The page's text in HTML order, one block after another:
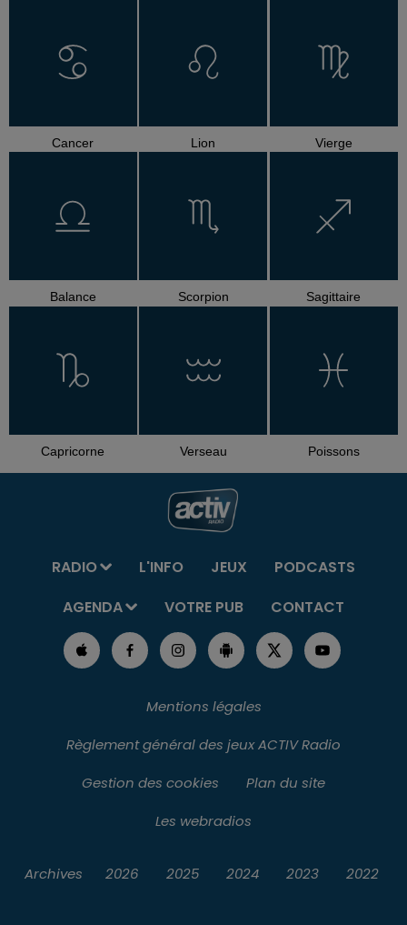
Cancer Lion Vierge
Balance Scorpion Sagittaire
Capricorne Verseau Poissons
RADIO L'INFO JEUX
PODCASTS
AGENDA
VOTRE PUB CONTACT
Mentions légales
Règlement général des jeux ACTIV Radio
Gestion des cookies
Plan du site
Les webradios
Archives 2026 2025 2024 2023 2022